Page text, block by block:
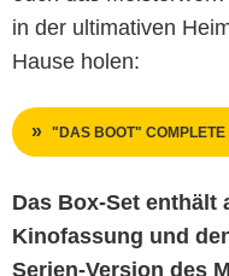
in der ultimativen
Hause holen:
"DAS BOOT"
Das Box-Set enthält
Kinofassung und
Serien-Version des